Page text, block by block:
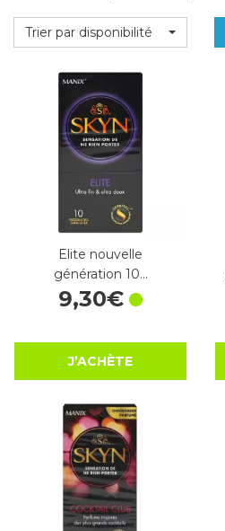
Trier par disponibilité
Elite nouvelle
génération 10…
9,30€
J’ACHÈTE